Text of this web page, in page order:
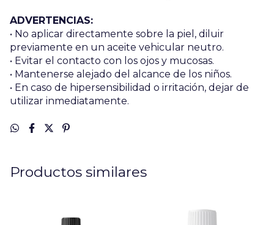
ADVERTENCIAS:
• No aplicar directamente sobre la piel, diluir
previamente en un aceite vehicular neutro.
• Evitar el contacto con los ojos y mucosas.
• Mantenerse alejado del alcance de los niños.
• En caso de hipersensibilidad o irritación, dejar de
utilizar inmediatamente.
Productos similares